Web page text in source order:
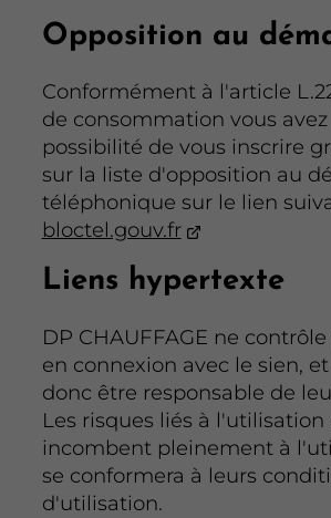
Opposition au
Conformément à l'article
de consommation vous avez
possibilité de vous inscrire
sur la liste d'opposition au
téléphonique sur le lien
bloctel.gouv.fr
Liens hypertexte
DP CHAUFFAGE ne
en connexion avec le sien,
donc être responsable de
Les risques liés à l'utilisation
incombent pleinement à
se conformera à leurs
d'utilisation.